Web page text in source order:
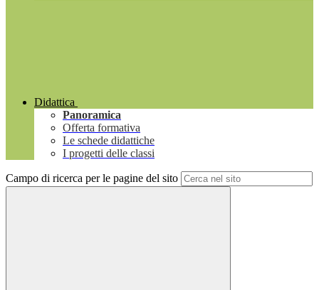
Didattica
Panoramica
Offerta formativa
Le schede didattiche
I progetti delle classi
Campo di ricerca per le pagine del sito